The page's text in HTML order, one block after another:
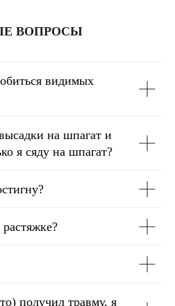
ВОПРОСЫ
видимых
на шпагат и
я сяду на шпагат?
получил травму, я